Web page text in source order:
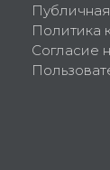
Политика
Согласие